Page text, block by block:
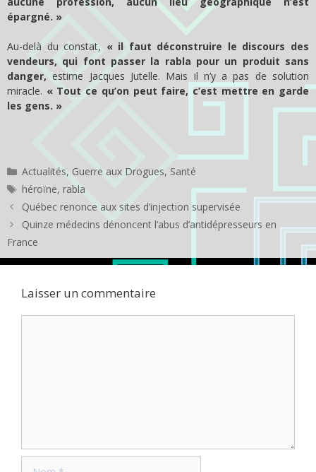
épargné. »
Au-delà du constat, « il faut déconstruire le discours des
vendeurs, qui font passer la rabla pour un produit sans
danger, estime Jacques Jutelle. Mais il n’y a pas de solution
miracle. « Tout ce qu’on peut faire, c’est mettre en garde
les gens. »
Catégories
Actualités, Guerre aux Drogues, Santé
Étiquettes
héroïne, rabla
Québec renonce aux sites d’injection supervisée
Quinze médecins dénoncent l’abus d’antidépresseurs en
France
Laisser un commentaire